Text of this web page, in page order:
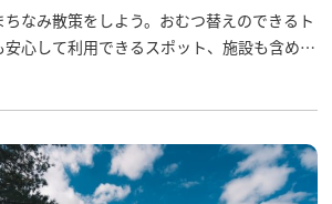
なみ散策をしよう。おむつ替えのできるト
心して利用できるスポット、施設も含めて